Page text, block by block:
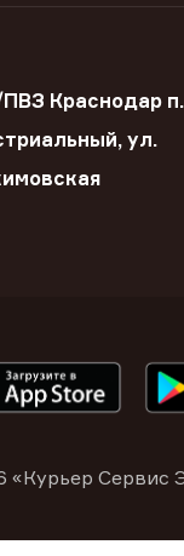
Краснодар п.
ул.
«Курьер Сервис